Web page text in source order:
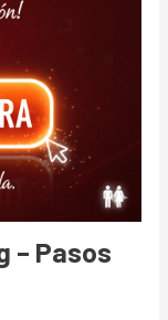
– Pasos